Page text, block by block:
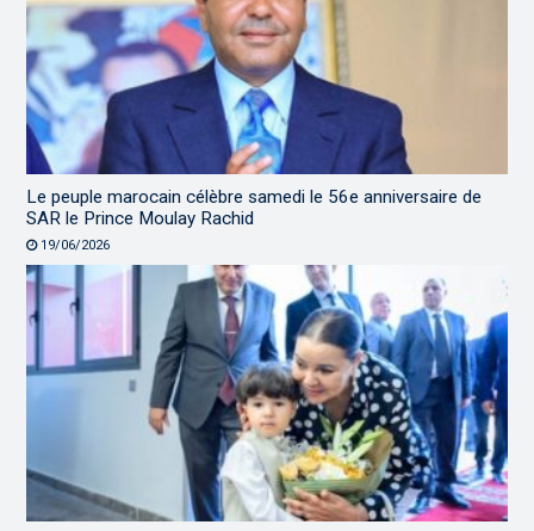
Le peuple marocain célèbre samedi le 56e anniversaire de
SAR le Prince Moulay Rachid
19/06/2026